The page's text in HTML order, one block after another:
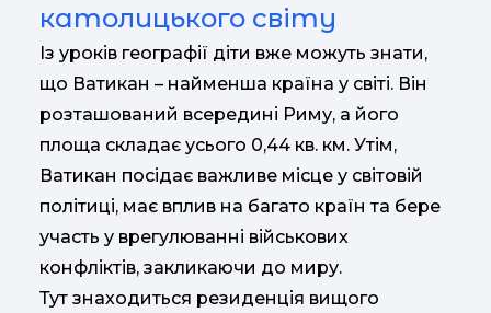
католицького світу
Із уроків географії діти вже можуть знати,
що Ватикан – найменша країна у світі. Він
розташований всередині Риму, а його
площа складає усього 0,44 кв. км. Утім,
Ватикан посідає важливе місце у світовій
політиці, має вплив на багато країн та бере
участь у врегулюванні військових
конфліктів, закликаючи до миру.
Тут знаходиться резиденція вищого